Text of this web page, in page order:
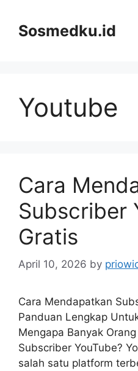
contentSosmedku.id
Youtube
Cara
Subscriber
Gratis
April 10, 2026 by
Cara Mendapatkan
Panduan Lengkap
Mengapa Banyak
Subscriber YouTube?
salah satu platform